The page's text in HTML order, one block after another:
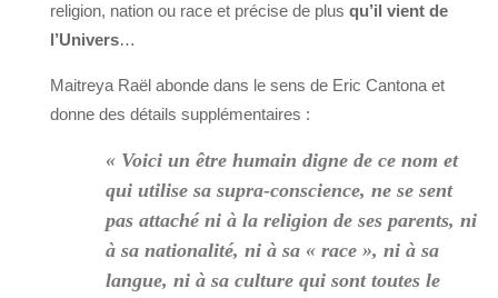
religion, nation ou race et précise de plus qu’il vient de
l’Univers…
Maitreya Raël abonde dans le sens de Eric Cantona et
donne des détails supplémentaires :
« Voici un être humain digne de ce nom et
qui utilise sa supra-conscience, ne se sent
pas attaché ni à la religion de ses parents, ni
à sa nationalité, ni à sa « race », ni à sa
langue, ni à sa culture qui sont toutes le